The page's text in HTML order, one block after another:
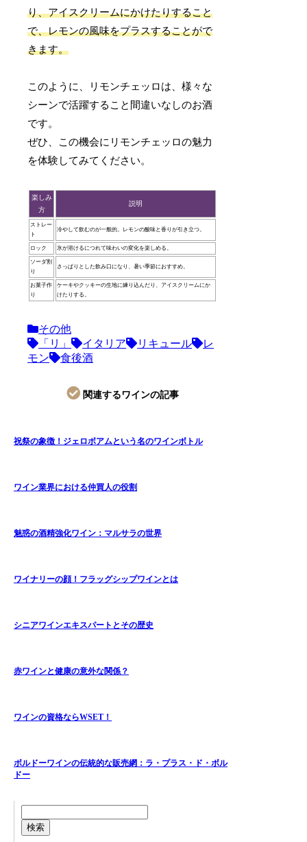
り、アイスクリームにかけたりすること
で、レモンの風味をプラスすることがで
きます。
このように、リモンチェッロは、様々な
シーンで活躍すること間違いなしのお酒
です。
ぜひ、この機会にリモンチェッロの魅力
を体験してみてください。
楽しみ
方
説明
ストレー
ト
冷やして飲むのが一般的。レモンの酸味と香りが引き立つ。
ロック 氷が溶けるにつれて味わいの変化を楽しめる。
ソーダ割
り
さっぱりとした飲み口になり、暑い季節におすすめ。
お菓子作
り
ケーキやクッキーの生地に練り込んだり、アイスクリームにか
けたりする。
その他
「リ」
イタリア リキュール
レ
モン
食後酒
関連するワインの記事
祝祭の象徴！ジェロボアムという名のワインボトル
ワイン業界における仲買人の役割
魅惑の酒精強化ワイン：マルサラの世界
ワイナリーの顔！フラッグシップワインとは
シニアワインエキスパートとその歴史
赤ワインと健康の意外な関係？
ワインの資格ならWSET！
ボルドーワインの伝統的な販売網：ラ・プラス・ド・ボル
ドー
検索